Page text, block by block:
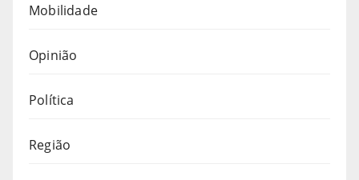
Mobilidade
Opinião
Política
Região